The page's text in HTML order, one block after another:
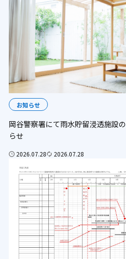
お知らせ
岡谷警察署にて雨水貯留浸透施設
らせ
2026.07.28 2026.07.28